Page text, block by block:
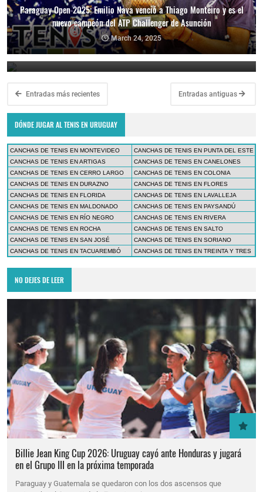
Paraguay Open 2025: Emilio Nava venció a Thiago Monteiro y es el
nuevo campeón del ATP Challenger de Asunción
March 24, 2025
Paraguay Open 2025: Thiago Monteiro vs. Emilio Nava por el título
en el ATP Challenger de Asunción
March 23, 2025
Entradas más recientes Entradas antiguas
DÓNDE JUGAR AL TENIS EN URUGUAY
CANCHAS DE TENIS EN MONTEVIDEO
CANCHAS DE TENIS EN PUNTA DEL ESTE
CANCHAS DE TENIS EN ARTIGAS
CANCHAS DE TENIS EN CANELONES
CANCHAS DE TENIS EN CERRO LARGO
CANCHAS DE TENIS EN COLONIA
CANCHAS DE TENIS EN DURAZNO
CANCHAS DE TENIS EN FLORES
CANCHAS DE TENIS EN FLORIDA
CANCHAS DE TENIS EN LAVALLEJA
CANCHAS DE TENIS EN MALDONADO
CANCHAS DE TENIS EN PAYSANDÚ
CANCHAS DE TENIS EN RÍO NEGRO
CANCHAS DE TENIS EN RIVERA
CANCHAS DE TENIS EN ROCHA
CANCHAS DE TENIS EN SALTO
CANCHAS DE TENIS EN SAN JOSÉ
CANCHAS DE TENIS EN SORIANO
CANCHAS DE TENIS EN TACUAREMBÓ
CANCHAS DE TENIS EN TREINTA Y TRES
NO DEJES DE LEER
Billie Jean King Cup 2026: Uruguay cayó ante Honduras y jugará
en el Grupo III en la próxima temporada
Paraguay y Guatemala se quedaron con los dos ascensos que